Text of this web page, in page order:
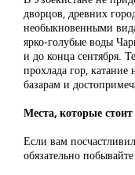
дворцов, древних
необыкновенными
ярко-голубые воды
и до конца сентября.
прохлада гор, катание
базарам и
Места, которые стоит
Если вам
обязательно